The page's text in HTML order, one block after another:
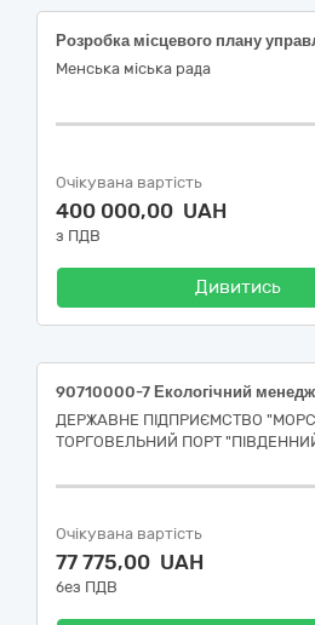
Менська міська рада
Очікувана вартість
400 000,00 UAH
з ПДВ
Дивитись
90710000-7 Екологічний
ДЕРЖАВНЕ ПІДПРИЄМСТВО
ТОРГОВЕЛЬНИЙ ПОРТ
Очікувана вартість
77 775,00 UAH
без ПДВ